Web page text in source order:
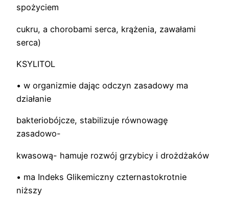
spożyciem
cukru, a chorobami serca, krążenia, zawałami
serca)
KSYLITOL
• w organizmie dając odczyn zasadowy ma
działanie
bakteriobójcze, stabilizuje równowagę
zasadowo-
kwasową- hamuje rozwój grzybicy i drożdżaków
• ma Indeks Glikemiczny czternastokrotnie
niższy